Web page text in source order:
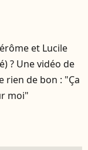
et Lucile
? Une vidéo de
rien de bon : "Ça
moi"